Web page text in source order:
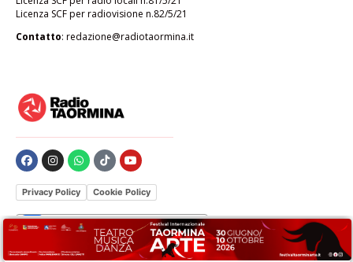
Privacy Policy Cookie Policy
Le tue preferenze relative alla privacy
Licenza SCF per radiovisione n.82/5/21
Contatto: redazione@radiotaormina.it